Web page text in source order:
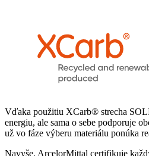
Vďaka použitiu XCarb® strecha
energiu, ale sama o sebe podporuje
už vo fáze výberu materiálu ponúka
Navyše, ArcelorMittal certifikuje